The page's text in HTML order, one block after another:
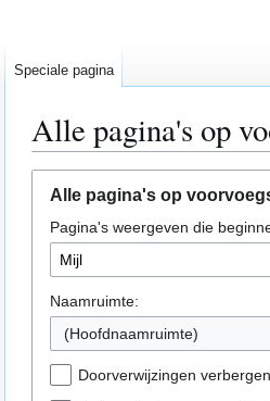
Alle pagina's op
navigatie
springen
zoeken
springen
Alle pagina's op
Pagina's weergeven die
Naamruimte:
(Hoofdnaamruimte)
Doorverwijzingen verbergen
Speciale pagina